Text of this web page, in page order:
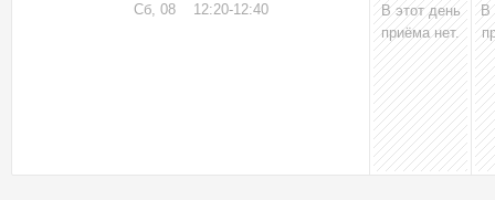
Сб, 08
12:20-12:40
В этот день
приёма нет.
В